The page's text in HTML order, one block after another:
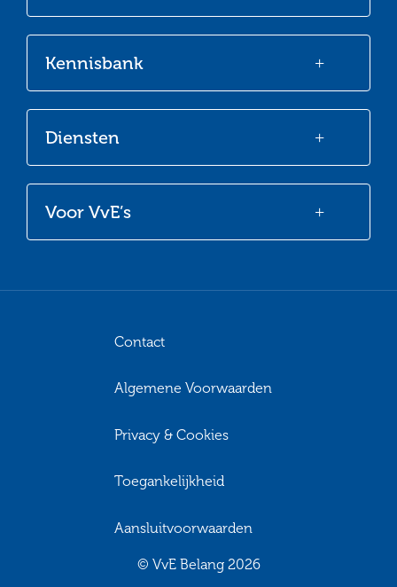
Voor VvE’s
Diensten
Kennisbank
Facebook
© VvE Belang 2026
Contact
Algemene Voorwaarden
Privacy & Cookies
Toegankelijkheid
Aansluitvoorwaarden